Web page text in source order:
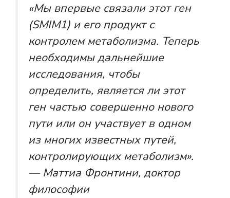
«Мы впервые связали этот ген
(SMIM1) и его продукт с
контролем метаболизма. Теперь
необходимы дальнейшие
исследования, чтобы
определить, является ли этот
ген частью совершенно нового
пути или он участвует в одном
из многих известных путей,
контролирующих метаболизм».
— Маттиа Фронтини, доктор
философии